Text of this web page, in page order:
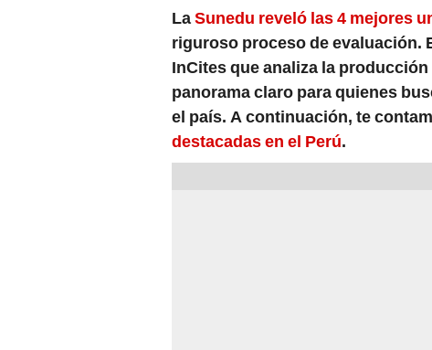
LaSunedu reveló las 4 mejores
riguroso proceso de evaluación.
InCites que analiza la
panorama claro para quienes
el país. A continuación, te
destacadas en el Perú.